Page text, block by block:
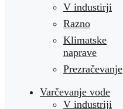
V industirji
Razno
Klimatske
naprave
Prezračevanje
Varčevanje vode
V industriji